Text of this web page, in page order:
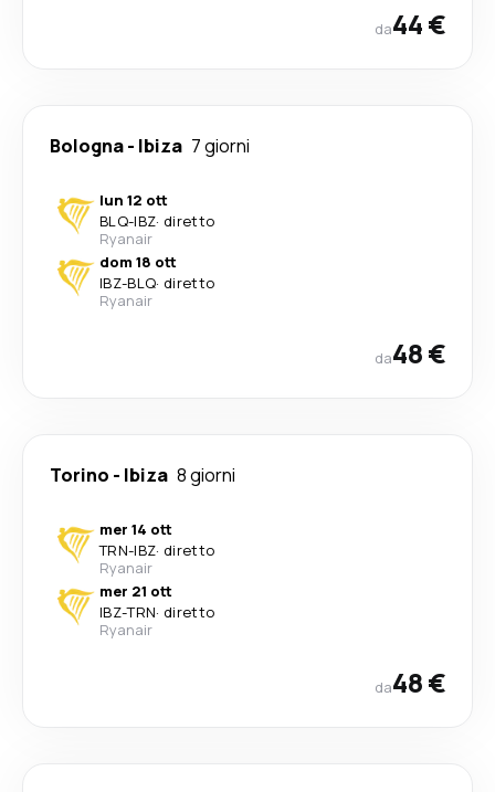
da44 €
Bologna- Ibiza 7 giorni
lun 12 ott
BLQ-IBZ· diretto
Ryanair
dom 18 ott
IBZ-BLQ· diretto
Ryanair
da48 €
Torino - Ibiza 8 giorni
mer 14 ott
TRN-IBZ· diretto
Ryanair
mer 21 ott
IBZ-TRN· diretto
Ryanair
da48 €